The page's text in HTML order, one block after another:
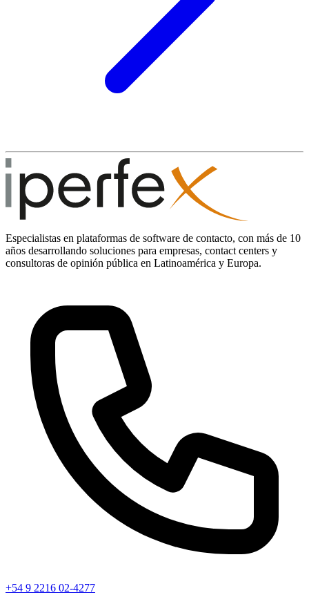
Especialistas en plataformas de software de contacto, con más de 10
años desarrollando soluciones para empresas, contact centers y
consultoras de opinión pública en Latinoamérica y Europa.
+54 9 2216 02-4277